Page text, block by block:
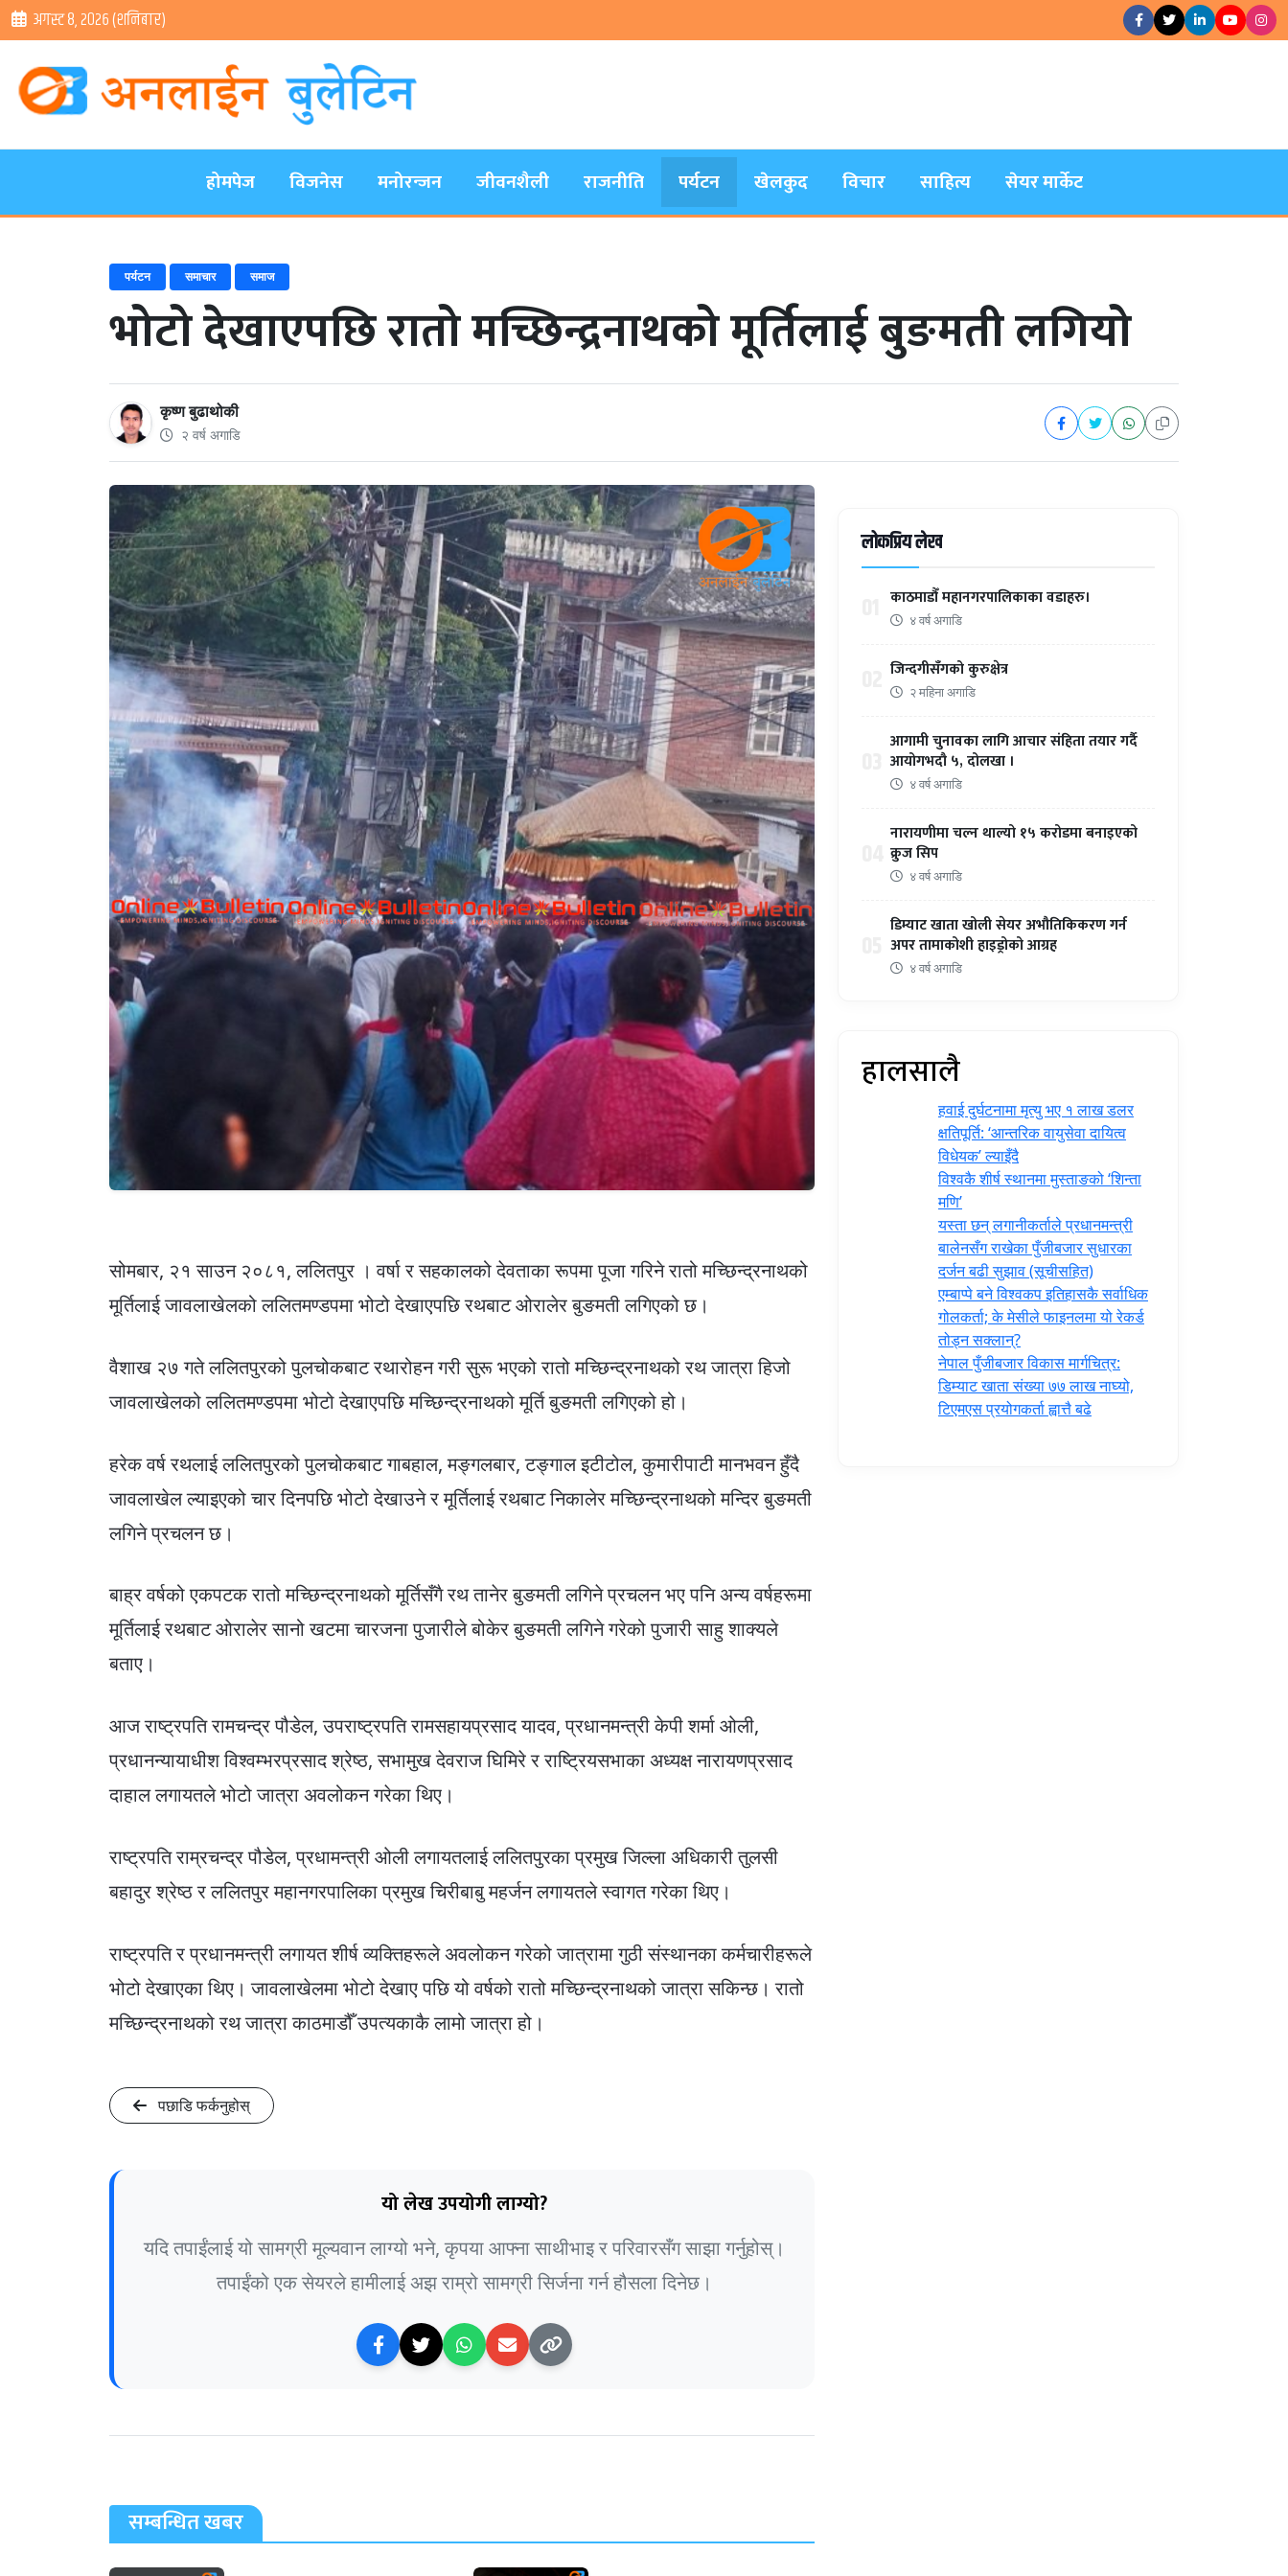
अगस्ट ८, २०२६ (शनिबार)
होमपेज विजनेस मनोरन्जन जीवनशैली राजनीति पर्यटन खेलकुद विचार साहित्य सेयर मार्केट
पर्यटन समाचार समाज
भोटो देखाएपछि रातो मच्छिन्द्रनाथको मूर्तिलाई बुङमती लगियो
कृष्ण बुढाथोकी
२ वर्ष अगाडि
सोमबार, २१ साउन २०८१, ललितपुर । वर्षा र सहकालको देवताका रूपमा पूजा गरिने रातो मच्छिन्द्रनाथको
मूर्तिलाई जावलाखेलको ललितमण्डपमा भोटो देखाएपछि रथबाट ओरालेर बुङमती लगिएको छ।
वैशाख २७ गते ललितपुरको पुलचोकबाट रथारोहन गरी सुरू भएको रातो मच्छिन्द्रनाथको रथ जात्रा हिजो
जावलाखेलको ललितमण्डपमा भोटो देखाएपछि मच्छिन्द्रनाथको मूर्ति बुङमती लगिएको हो।
हरेक वर्ष रथलाई ललितपुरको पुलचोकबाट गाबहाल, मङ्गलबार, टङ्गाल इटीटोल, कुमारीपाटी मानभवन हुँदै
जावलाखेल ल्याइएको चार दिनपछि भोटो देखाउने र मूर्तिलाई रथबाट निकालेर मच्छिन्द्रनाथको मन्दिर बुङमती
लगिने प्रचलन छ।
बाह्र वर्षको एकपटक रातो मच्छिन्द्रनाथको मूर्तिसँगै रथ तानेर बुङमती लगिने प्रचलन भए पनि अन्य वर्षहरूमा
मूर्तिलाई रथबाट ओरालेर सानो खटमा चारजना पुजारीले बोकेर बुङमती लगिने गरेको पुजारी साहु शाक्यले
बताए।
आज राष्ट्रपति रामचन्द्र पौडेल, उपराष्ट्रपति रामसहायप्रसाद यादव, प्रधानमन्त्री केपी शर्मा ओली,
प्रधानन्यायाधीश विश्वम्भरप्रसाद श्रेष्ठ, सभामुख देवराज घिमिरे र राष्ट्रियसभाका अध्यक्ष नारायणप्रसाद
दाहाल लगायतले भोटो जात्रा अवलोकन गरेका थिए।
राष्ट्रपति राम्रचन्द्र पौडेल, प्रधामन्त्री ओली लगायतलाई ललितपुरका प्रमुख जिल्ला अधिकारी तुलसी
बहादुर श्रेष्ठ र ललितपुर महानगरपालिका प्रमुख चिरीबाबु महर्जन लगायतले स्वागत गरेका थिए।
राष्ट्रपति र प्रधानमन्त्री लगायत शीर्ष व्यक्तिहरूले अवलोकन गरेको जात्रामा गुठी संस्थानका कर्मचारीहरूले
भोटो देखाएका थिए। जावलाखेलमा भोटो देखाए पछि यो वर्षको रातो मच्छिन्द्रनाथको जात्रा सकिन्छ। रातो
मच्छिन्द्रनाथको रथ जात्रा काठमाडौँ उपत्यकाकै लामो जात्रा हो।
पछाडि फर्कनुहोस्
यो लेख उपयोगी लाग्यो?
यदि तपाईंलाई यो सामग्री मूल्यवान लाग्यो भने, कृपया आफ्ना साथीभाइ र परिवारसँग साझा गर्नुहोस्।
तपाईंको एक सेयरले हामीलाई अझ राम्रो सामग्री सिर्जना गर्न हौसला दिनेछ।
सम्बन्धित खबर
लोकप्रिय लेख
काठमाडौँ महानगरपालिकाका वडाहरु।
४ वर्ष अगाडि
जिन्दगीसँगको कुरुक्षेत्र
२ महिना अगाडि
आगामी चुनावका लागि आचार संहिता तयार गर्दै
आयोगभदौ ५, दोलखा ।
४ वर्ष अगाडि
नारायणीमा चल्न थाल्यो १५ करोडमा बनाइएको
क्रुज सिप
४ वर्ष अगाडि
डिम्याट खाता खोली सेयर अभौतिकिकरण गर्न
अपर तामाकोशी हाइड्रोको आग्रह
४ वर्ष अगाडि
हालसालै
हवाई दुर्घटनामा मृत्यु भए १ लाख डलर
क्षतिपूर्ति: ‘आन्तरिक वायुसेवा दायित्व
विधेयक’ ल्याइँदै
विश्वकै शीर्ष स्थानमा मुस्ताङको ‘शिन्ता
मणि’
यस्ता छन् लगानीकर्ताले प्रधानमन्त्री
‍बालेनसँग राखेका पुँजीबजार सुधारका
दर्जन बढी सुझाव (सूचीसहित)
एम्बाप्पे बने विश्वकप इतिहासकै सर्वाधिक
गोलकर्ता; के मेसीले फाइनलमा यो रेकर्ड
तोड्न सक्लान्?
नेपाल पुँजीबजार विकास मार्गचित्र:
डिम्याट खाता संख्या ७७ लाख नाघ्यो,
टिएमएस प्रयोगकर्ता ह्वात्तै बढे